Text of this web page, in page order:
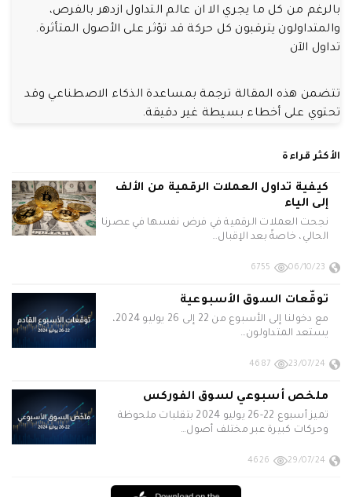
بالرغم من كل ما يجري الا ان عالم التداول ازدهر بالفرص،
والمتداولون يترقبون كل حركة قد تؤثر على الأصول المتأثرة.
تداول الآن
تتضمن هذه المقالة ترجمة بمساعدة الذكاء الاصطناعي وقد
تحتوي على أخطاء بسيطة غير دقيقة.
الأكثر قراءة
كيفية تداول العملات الرقمية من الألف
إلى الياء
نجحت العملات الرقمية في فرض نفسها في عصرنا
الحالي، خاصةً بعد الإقبال…
06/10/23
6755
توقّعات السوق الأسبوعية
مع دخولنا إلى الأسبوع من 22 إلى 26 يوليو 2024،
يستعد المتداولون…
23/07/24
4687
ملخص أسبوعي لسوق الفوركس
تميز أسبوع 22-26 يوليو 2024 بتقلبات ملحوظة
وحركات كبيرة عبر مختلف أصول…
29/07/24
4626